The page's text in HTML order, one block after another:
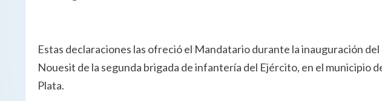
Estas declaraciones las ofreció el Mandatario durante la inauguración
Nouesit de la segunda brigada de infantería del Ejército, en el municipio
Plata.